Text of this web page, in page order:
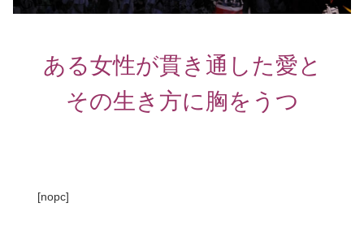
ある女性が貫き通した愛と
その生き方に胸をうつ
[nopc]